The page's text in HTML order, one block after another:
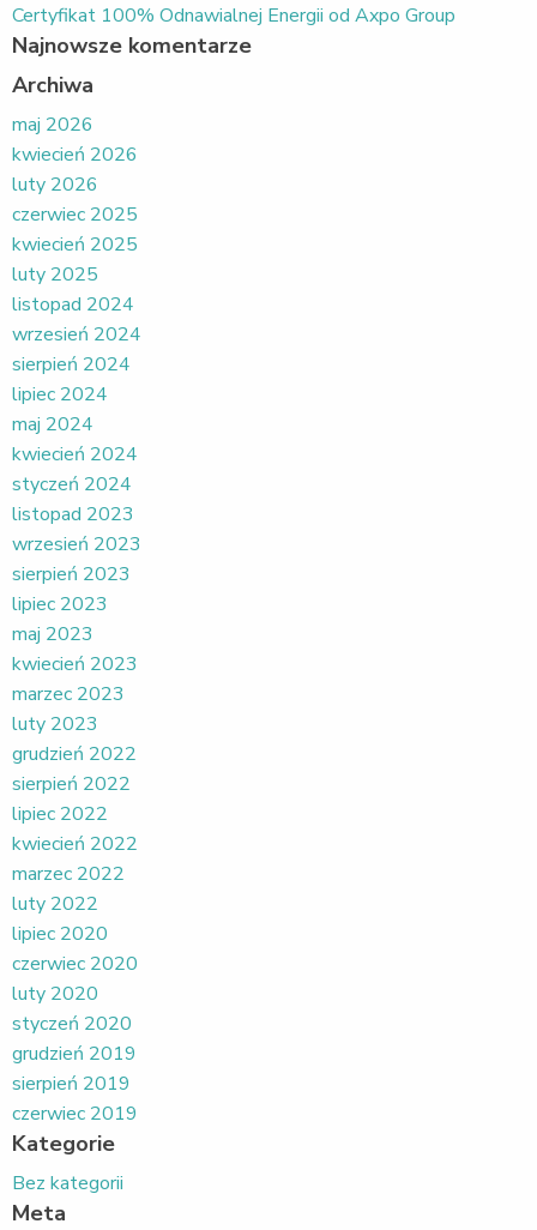
Certyfikat 100% Odnawialnej Energii od Axpo Group
Najnowsze komentarze
Archiwa
maj 2026
kwiecień 2026
luty 2026
czerwiec 2025
kwiecień 2025
luty 2025
listopad 2024
wrzesień 2024
sierpień 2024
lipiec 2024
maj 2024
kwiecień 2024
styczeń 2024
listopad 2023
wrzesień 2023
sierpień 2023
lipiec 2023
maj 2023
kwiecień 2023
marzec 2023
luty 2023
grudzień 2022
sierpień 2022
lipiec 2022
kwiecień 2022
marzec 2022
luty 2022
lipiec 2020
czerwiec 2020
luty 2020
styczeń 2020
grudzień 2019
sierpień 2019
czerwiec 2019
Kategorie
Bez kategorii
Meta